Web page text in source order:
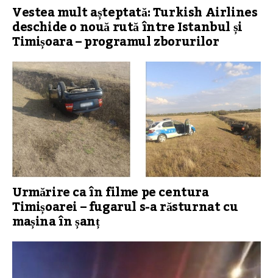
Vestea mult așteptată: Turkish Airlines
deschide o nouă rută între Istanbul și
Timișoara – programul zborurilor
Urmărire ca în filme pe centura
Timișoarei – fugarul s-a răsturnat cu
mașina în șanț